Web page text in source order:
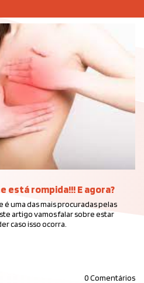
está rompida!!! E agora?
uma das mais procuradas pelas
artigo vamos falar sobre estar
caso isso ocorra.
0 Comentários